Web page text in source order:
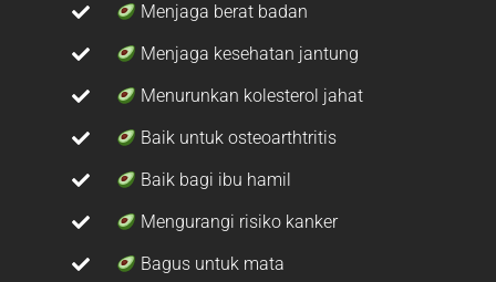
Menjaga berat badan
Menjaga kesehatan jantung
Menurunkan kolesterol jahat
Baik untuk osteoarthtritis
Baik bagi ibu hamil
Mengurangi risiko kanker
Bagus untuk mata